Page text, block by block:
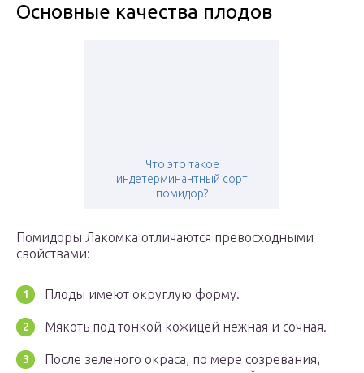
Основные качества плодов
Что это такое
индетерминантный сорт
помидор?
Помидоры Лакомка отличаются превосходными
свойствами:
Плоды имеют округлую форму.
Мякоть под тонкой кожицей нежная и сочная.
После зеленого окраса, по мере созревания,